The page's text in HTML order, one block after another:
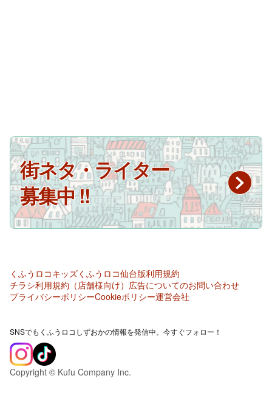
街ネタ・ライター
募集中 !!
くふうロコキッズくふうロコ仙台版利用規約
チラシ利用規約（店舗様向け） 広告についてのお問い合わせ
プライバシーポリシーCookieポリシー運営会社
SNSでもくふうロコしずおかの情報を発信中。今すぐフォロー！
Copyright © Kufu Company Inc.